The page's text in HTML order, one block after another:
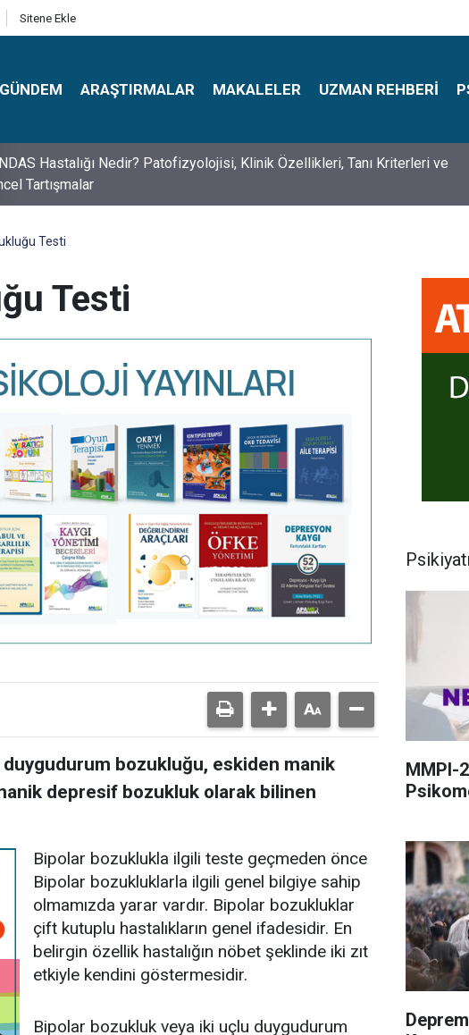
Sitene Ekle
GÜNDEM ARAŞTIRMALAR MAKALELER UZMAN REHBERI
Psikologlar Günü Nasıl Ortaya Çıktı? 10 Mayıs Tarihinin Hikayesi
Testi
Testi
bozukluğu, eskiden manik
depresif bozukluk olarak bilinen
Bipolar bozuklukla ilgili teste geçmeden önce
Bipolar bozukluklarla ilgili genel bilgiye sahip
olmamızda yarar vardır. Bipolar bozukluklar
çift kutuplu hastalıkların genel ifadesidir. En
belirgin özellik hastalığın nöbet şeklinde iki zıt
etkiyle kendini göstermesidir.
Bipolar bozukluk veya iki uçlu duygudurum
MMPI-